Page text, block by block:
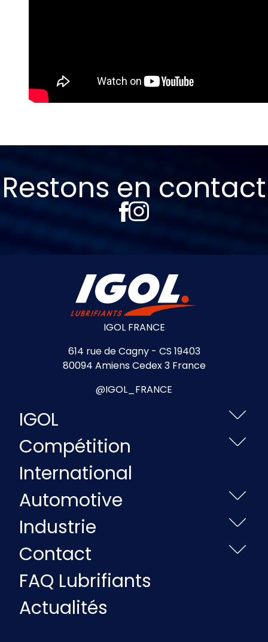
Restons en contact
IGOL FRANCE
614 rue de Cagny - CS 19403
80094 Amiens Cedex 3 France
@IGOL_FRANCE
IGOL
Compétition
International
Automotive
Industrie
Contact
FAQ Lubrifiants
Actualités